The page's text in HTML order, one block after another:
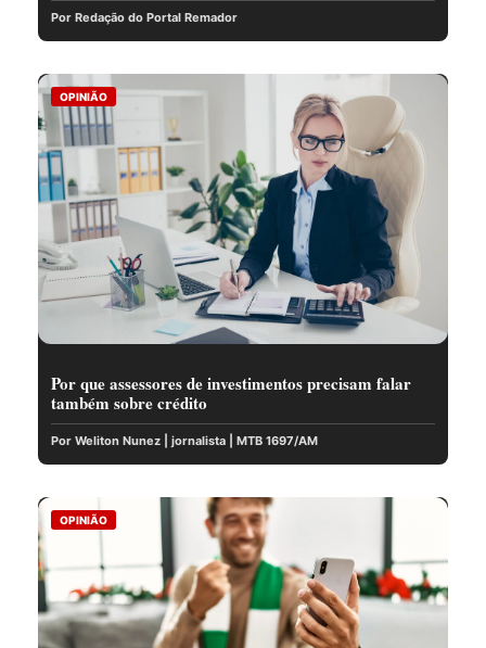
Por Redação do Portal Remador
OPINIÃO
Por que assessores de investimentos precisam falar
também sobre crédito
Por Weliton Nunez | jornalista | MTB 1697/AM
OPINIÃO